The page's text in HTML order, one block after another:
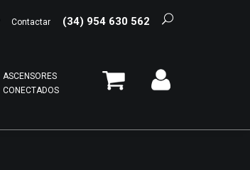
Contactar (34) 954 630 562
ASCENSORES
CONECTADOS